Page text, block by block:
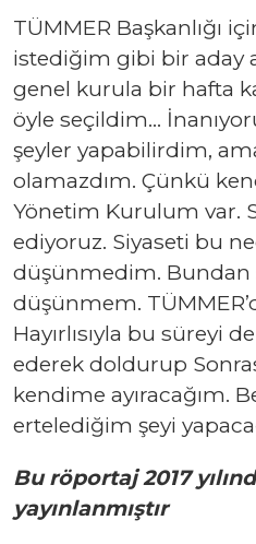
TÜMMER Başkanlığı
istediğim gibi bir aday
genel kurula bir hafta
öyle seçildim…
şeyler yapabilirdim,
olamazdım. Çünkü
Yönetim Kurulum var.
ediyoruz. Siyaseti bu
düşünmedim. Bundan
düşünmem.
Hayırlısıyla bu süreyi
ederek doldurup
kendime ayıracağım.
ertelediğim şeyi
Bu röportaj 2017
yayınlanmıştır